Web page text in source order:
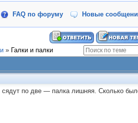
FAQ по форуму Новые
» Галки и палки
по две — палка лишняя. Сколько